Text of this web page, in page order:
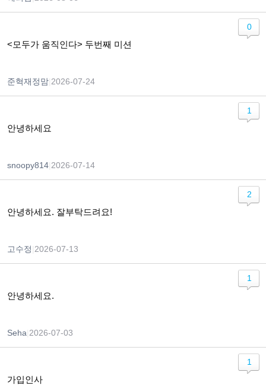
<모두가 움직인다> 두번째 미션
준혁재정맘 2026-07-24
0
안녕하세요
snoopy814 2026-07-14
1
안녕하세요. 잘부탁드려요!
고수정 2026-07-13
2
안녕하세요.
Seha 2026-07-03
1
가입인사
1